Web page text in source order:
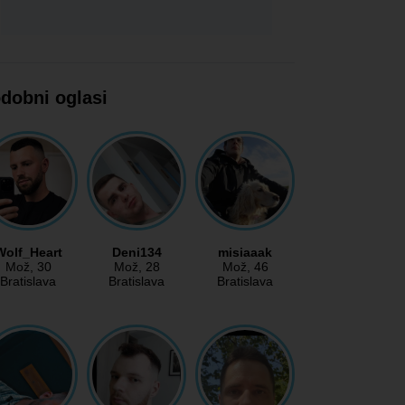
oglasi
Mož, 30
Bratislava
Deni134
Mož, 28
Bratislava
misiaaak
Mož, 46
Bratislava